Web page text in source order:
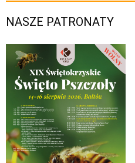
NASZE PATRONATY